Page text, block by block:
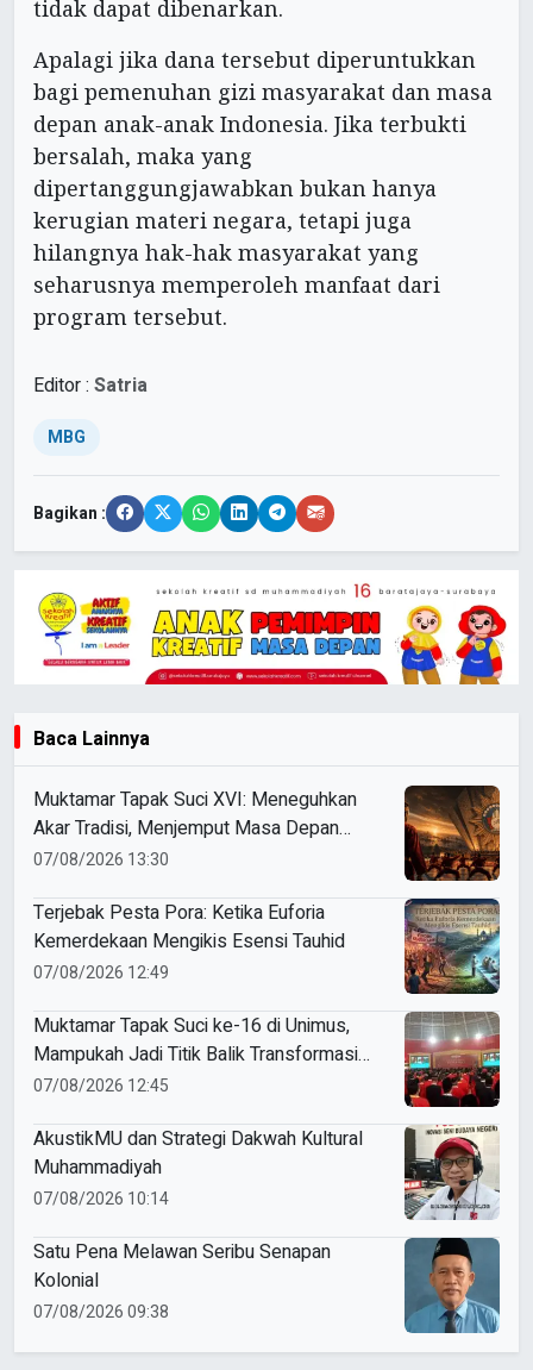
tidak dapat dibenarkan.
Apalagi jika dana tersebut diperuntukkan
bagi pemenuhan gizi masyarakat dan masa
depan anak-anak Indonesia. Jika terbukti
bersalah, maka yang
dipertanggungjawabkan bukan hanya
kerugian materi negara, tetapi juga
hilangnya hak-hak masyarakat yang
seharusnya memperoleh manfaat dari
program tersebut.
Editor : Satria
MBG
Bagikan :
Baca Lainnya
Muktamar Tapak Suci XVI: Meneguhkan
Akar Tradisi, Menjemput Masa Depan
Mendunia
07/08/2026 13:30
Terjebak Pesta Pora: Ketika Euforia
Kemerdekaan Mengikis Esensi Tauhid
07/08/2026 12:49
Muktamar Tapak Suci ke-16 di Unimus,
Mampukah Jadi Titik Balik Transformasi
Organisasi?
07/08/2026 12:45
AkustikMU dan Strategi Dakwah Kultural
Muhammadiyah
07/08/2026 10:14
Satu Pena Melawan Seribu Senapan
Kolonial
07/08/2026 09:38